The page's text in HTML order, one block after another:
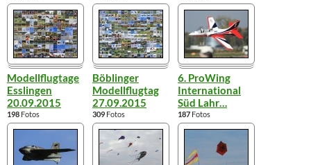
Modellflugtage
Esslingen
20.09.2015
198 Fotos
Böblinger
Modellflugtag
27.09.2015
309 Fotos
6. ProWing
International
Süd Lahr…
187 Fotos